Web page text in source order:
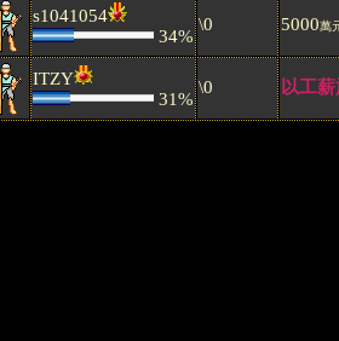
s1041054
34%
\0 5000萬
ITZY
31%
\0 以工